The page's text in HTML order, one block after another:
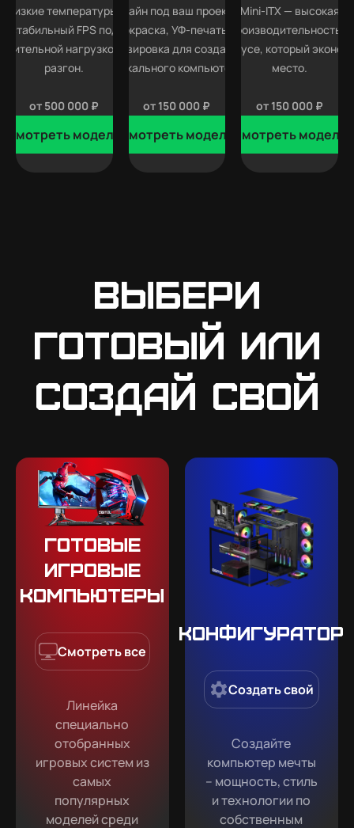
низкие температуры,
стабильный FPS под
длительной нагрузкой и
разгон.
от 500 000 ₽
Смотреть модели
дизайн под ваш проект —
покраска, УФ-печать и
гравировка для создания
уникального компьютера.
от 150 000 ₽
Смотреть модели
Mini-ITX — высокая
производительность в
корпусе, который
место.
от 150 000 ₽
Смотреть модели
Выбери
готовый или
создай свой
Готовые
игровые
компьютеры
Смотреть все
Линейка
специально
отобранных
игровых систем из
самых
популярных
моделей среди
Конфигуратор
Создать свой
Создайте
компьютер мечты
– мощность, стиль
и технологии по
собственным